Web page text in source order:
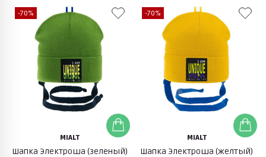
-70%
MIALT
Шапка Электроша (зеленый)
-70%
MIALT
Шапка Электроша (желтый)